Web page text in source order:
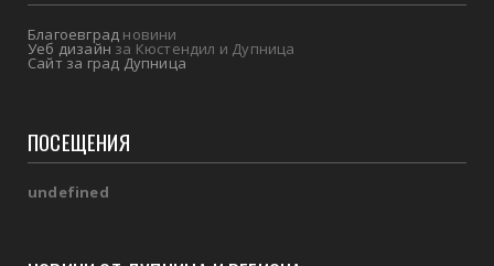
Благоевград новини
Уеб дизайнза Кюстендил и Дупница
Сайт за град Дупница
ПОСЕЩЕНИЯ
undefined